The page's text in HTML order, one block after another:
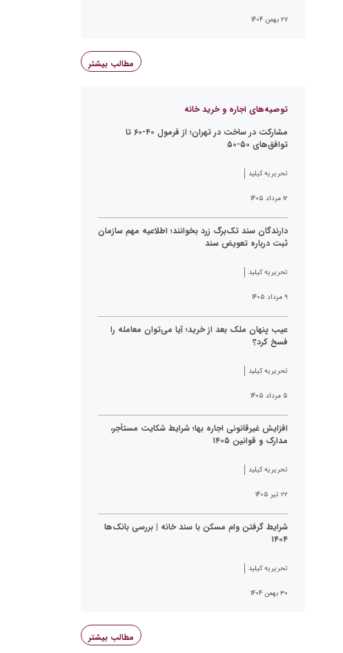
۲۷ بهمن ۱۴۰۴
مطالب بیشتر
توصیه‌های اجاره و خرید خانه
مشارکت در ساخت در تهران؛ از فرمول ۴۰-۶۰ تا
توافق‌های ۵۰-۵۰
تحریریه کیلید
۱۲ مرداد ۱۴۰۵
دارندگان سند تک‌برگ زرد بخوانند؛ اطلاعیه مهم سازمان
ثبت درباره تعویض سند
تحریریه کیلید
۹ مرداد ۱۴۰۵
عیب پنهان ملک بعد از خرید؛ آیا می‌توان معامله را
فسخ کرد؟
تحریریه کیلید
۵ مرداد ۱۴۰۵
افزایش غیرقانونی اجاره بها؛ شرایط شکایت مستأجر،
مدارک و قوانین ۱۴۰۵
تحریریه کیلید
۲۲ تیر ۱۴۰۵
شرایط گرفتن وام مسکن با سند خانه | بررسی بانک‌ها
۱۴۰۴
تحریریه کیلید
۳۰ بهمن ۱۴۰۴
مطالب بیشتر